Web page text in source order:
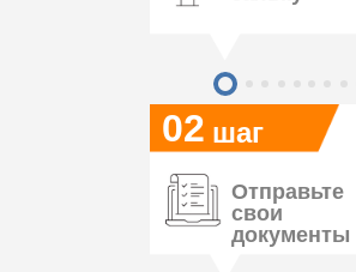
02 шаг
Отправьте
свои
документы